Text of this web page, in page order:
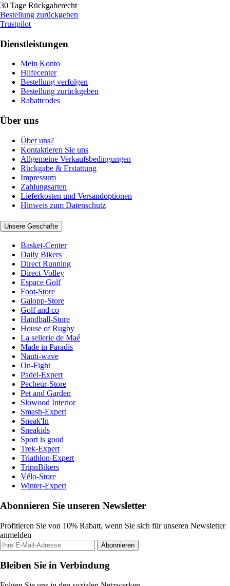
30 Tage Rückgaberecht
Bestellung zurückgeben
Trustpilot
Dienstleistungen
Mein Konto
Hilfecenter
Bestellung verfolgen
Bestellung zurückgeben
Rabattcodes
Über uns
Über uns?
Kontaktieren Sie uns
Allgemeine Verkaufsbedingungen
Rückgabe & Erstattung
Impressum
Zahlungsarten
Lieferkosten und Versandoptionen
Hinweis zum Datenschutz
Unsere Geschäfte
Basket-Center
Daily Bikers
Direct Running
Direct-Volley
Espace Golf
Foot-Store
Galopp-Store
Golf and co
Handball-Store
House of Rugby
La sellerie de Maé
Made in Paradis
Nauti-wave
On-Fight
Padel-Expert
Pecheur-Store
Pet and Garden
Slowood Interior
Smash-Expert
Sneak'In
Sneakids
Sport is good
Trek-Expert
Triathlon-Expert
TripnBikers
Vélo-Store
Winter-Expert
Abonnieren Sie unseren Newsletter
Profitieren Sie von 10% Rabatt, wenn Sie sich für unseren Newsletter
anmelden
Abonnieren
Bleiben Sie in Verbindung